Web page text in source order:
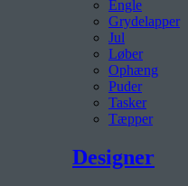
Engle
Grydelapper
Jul
Løber
Ophæng
Puder
Tasker
Tæpper
Designer